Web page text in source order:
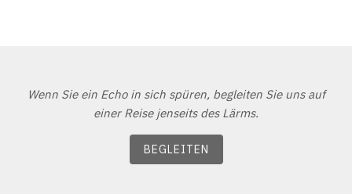
Wenn Sie ein Echo in sich spüren, begleiten Sie uns auf
einer Reise jenseits des Lärms.
BEGLEITEN